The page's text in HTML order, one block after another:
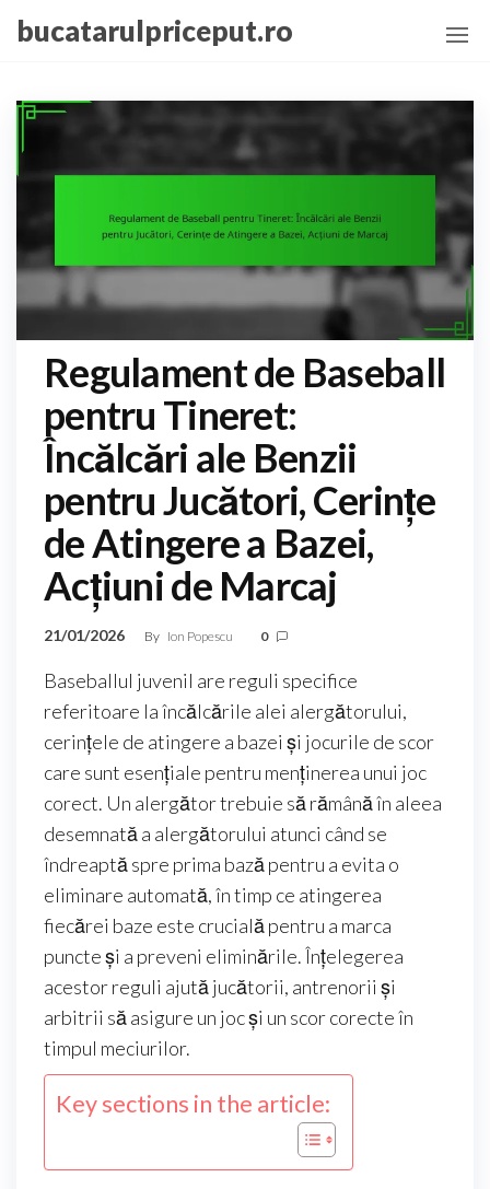
Skip
content
bucatarulpriceput.ro
Regulament de Baseball
pentru Tineret:
Încălcări ale Benzii
pentru Jucători, Cerințe
de Atingere a Bazei,
Acțiuni de Marcaj
21/01/2026 By Ion Popescu 0
Baseballul juvenil are reguli specifice
referitoare la încălcările alei alergătorului,
cerințele de atingere a bazei și jocurile de scor
care sunt esențiale pentru menținerea unui joc
corect. Un alergător trebuie să rămână în aleea
desemnată a alergătorului atunci când se
îndreaptă spre prima bază pentru a evita o
eliminare automată, în timp ce atingerea
fiecărei baze este crucială pentru a marca
puncte și a preveni eliminările. Înțelegerea
acestor reguli ajută jucătorii, antrenorii și
arbitrii să asigure un joc și un scor corecte în
timpul meciurilor.
Key sections in the article: